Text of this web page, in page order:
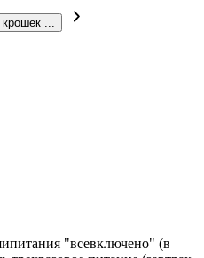
...
"всевключено" (в